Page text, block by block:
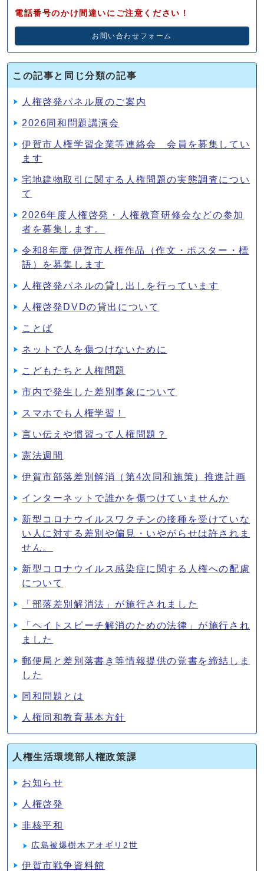
電話番号のかけ間違いにご注意ください！
お問い合わせフォーム
この記事と同じ分類の記事
人権啓発パネル展のご案内
2026同和問題講演会
伊賀市人権学習企業等連絡会 会員を募集してい
ます
宅地建物取引に関する人権問題の実態調査につい
て
2026年度人権啓発・人権教育研修会などの参加
者を募集します。
令和8年度 伊賀市人権作品（作文・ポスター・標
語）を募集します
人権啓発パネルの貸し出しを行っています
人権啓発DVDの貸出について
ことば
ネットで人を傷つけないために
こどもたちと人権問題
市内で発生した差別事象について
スマホでも人権学習！
言い伝えや慣習って人権問題？
憲法週間
伊賀市部落差別解消（第4次同和施策）推進計画
インターネットで誰かを傷つけていませんか
新型コロナウイルスワクチンの接種を受けていな
い人に対する差別や偏見・いやがらせは許されま
せん。
新型コロナウイルス感染症に関する人権への配慮
について
「部落差別解消法」が施行されました
「ヘイトスピーチ解消のための法律」が施行され
ました
郵便局と差別落書き等情報提供の覚書を締結しま
した
同和問題とは
人権同和教育基本方針
人権生活環境部人権政策課
お知らせ
人権啓発
非核平和
広島被爆樹木アオギリ2世
伊賀市戦争資料館